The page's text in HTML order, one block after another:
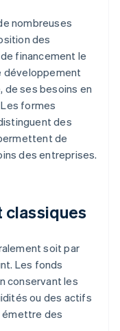
nombreuses
des
financement le
développement
de ses besoins en
formes
des
de
des entreprises.
classiques
soit par
Les fonds
conservant les
ou des actifs
émettre des